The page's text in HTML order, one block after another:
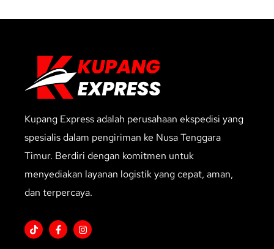
Kupang Express adalah perusahaan ekspedisi yang
spesialis dalam pengiriman ke Nusa Tenggara
Timur. Berdiri dengan komitmen untuk
menyediakan layanan logistik yang cepat, aman,
dan terpercaya.